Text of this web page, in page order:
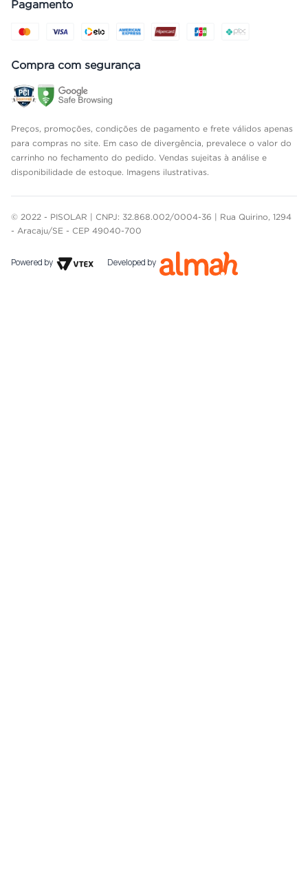
Pagamento
Compra com segurança
Preços, promoções, condições de pagamento e frete válidos apenas
para compras no site. Em caso de divergência, prevalece o valor do
carrinho no fechamento do pedido. Vendas sujeitas à análise e
disponibilidade de estoque. Imagens ilustrativas.
© 2022 - PISOLAR | CNPJ: 32.868.002/0004-36 | Rua Quirino, 1294
- Aracaju/SE - CEP 49040-700
Powered by Developed by